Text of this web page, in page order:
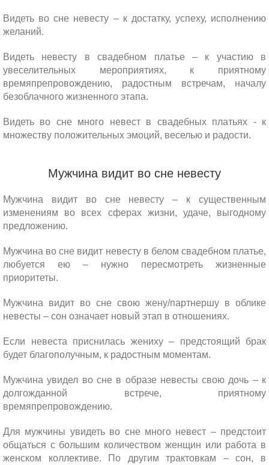
Видеть во сне невесту – к достатку, успеху, исполнению
желаний.
Видеть невесту в свадебном платье – к участию в
увеселительных мероприятиях, к приятному
времяпрепровождению, радостным встречам, началу
безоблачного жизненного этапа.
Видеть во сне много невест в свадебных платьях - к
множеству положительных эмоций, веселью и радости.
Мужчина видит во сне невесту
Мужчина видит во сне невесту – к существенным
изменениям во всех сферах жизни, удаче, выгодному
предложению.
Мужчина во сне видит невесту в белом свадебном платье,
любуется ею – нужно пересмотреть жизненные
приоритеты.
Мужчина видит во сне свою жену/партнершу в облике
невесты – сон означает новый этап в отношениях.
Если невеста приснилась жениху – предстоящий брак
будет благополучным, к радостным моментам.
Мужчина увидел во сне в образе невесты свою дочь – к
долгожданной встрече, приятному
времяпрепровождению.
Для мужчины увидеть во сне много невест – предстоит
общаться с большим количеством женщин или работа в
женском коллективе. По другим трактовкам – сон, в